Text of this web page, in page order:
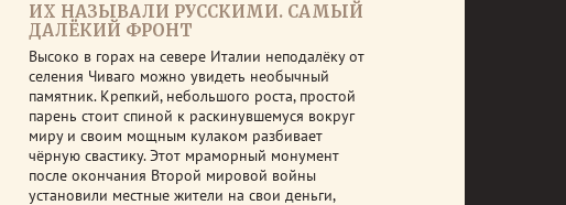
ИХ НАЗЫВАЛИ РУССКИМИ. САМЫЙ
ДАЛЁКИЙ ФРОНТ
Высоко в горах на севере Италии неподалёку от
селения Чиваго можно увидеть необычный
памятник. Крепкий, небольшого роста, простой
парень стоит спиной к раскинувшемуся вокруг
миру и своим мощным кулаком разбивает
чёрную свастику. Этот мраморный монумент
после окончания Второй мировой войны
установили местные жители на свои деньги,